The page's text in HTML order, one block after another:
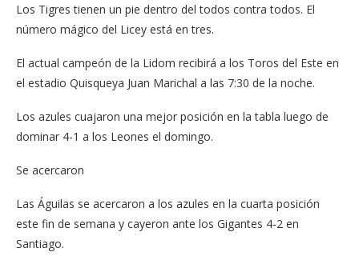
Los Tigres tienen un pie dentro del todos contra todos. El
número mágico del Licey está en tres.
El actual campeón de la Lidom recibirá a los Toros del Este en
el estadio Quisqueya Juan Marichal a las 7:30 de la noche.
Los azules cuajaron una mejor posición en la tabla luego de
dominar 4-1 a los Leones el domingo.
Se acercaron
Las Águilas se acercaron a los azules en la cuarta posición
este fin de semana y cayeron ante los Gigantes 4-2 en
Santiago.